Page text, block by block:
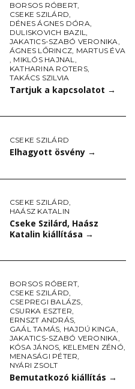
BORSOS RÓBERT,
CSEKE SZILÁRD,
DÉNES ÁGNES DÓRA,
DULISKOVICH BAZIL,
JAKATICS-SZABÓ VERONIKA,
ÁGNES LŐRINCZ, MARTUS ÉVA
, MIKLÓS HAJNAL,
KATHARINA ROTERS,
TAKÁCS SZILVIA
Tartjuk a kapcsolatot →
CSEKE SZILÁRD
Elhagyott ösvény →
CSEKE SZILÁRD,
HAÁSZ KATALIN
Cseke Szilárd, Haász
Katalin kiállítása →
BORSOS RÓBERT,
CSEKE SZILÁRD,
CSEPREGI BALÁZS,
CSURKA ESZTER,
ERNSZT ANDRÁS,
GAÁL TAMÁS, HAJDÚ KINGA,
JAKATICS-SZABÓ VERONIKA,
KÓSA JÁNOS, KELEMEN ZÉNÓ,
MENASÁGI PÉTER,
NYÁRI ZSOLT
Bemutatkozó kiállítás →